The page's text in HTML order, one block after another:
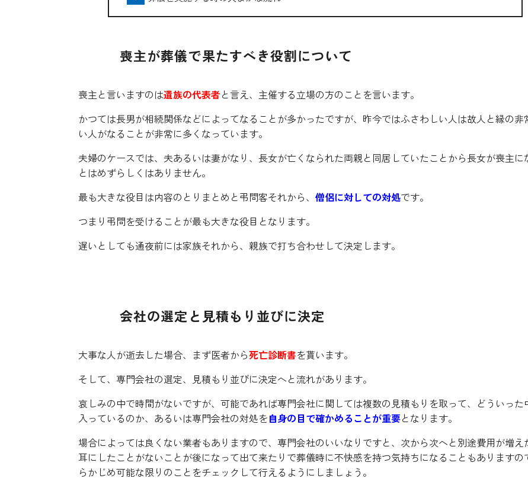
喪主が葬儀で果たすべき役割について
喪主と言いますのは遺族の代表者と言え、主催する立場の方のことを言います。
かつては長男が相続関係などによってなることが多かったですが、昨今ではふさわしい人は故人と縁の非
い人がなることが非常に多くなっています。
夫婦のケースでは、夫あるいは妻がなり、長女が亡くなられた両親と同居していたことから長女が喪主に
とはめずらしくはありません。
最も大きな役目は内容のとりまとめと弔問客それから、 僧侶に対しての対処です。
つまり弔問を受けることが最も大きな役目となります。
遅いとしても通夜前には家族それから、親族で打ち合わせして決定します。
会社の選定と見積もり並びに決定
大事な人が逝去した場合、まず医者から死亡診断書を貰います。
そして、専門会社の選定、見積もり並びに決定へと流れがあります。
哀しみの中で時間がないですが、可能であれば専門会社に関しては複数の見積もりを取って、どういった
入っているのか、あるいは専門会社の対処を自身の目で確かめることが重要となります。
場合によっては良くない業者もありますので、専門会社のいいなりですと、次から次へと別途費用が増え
耳にしたことがないことが後になって出て来たりで葬儀時に不快感を持つ気持ちになることもありますの
らかじめ可能な限りのことをチェックして行えるようにしましょう。